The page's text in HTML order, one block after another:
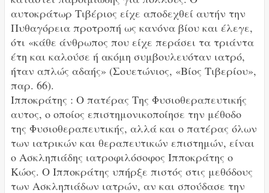
αυτοκράτωρ Τιβέριος είχε αποδεχθεί αυτήν την
Πυθαγόρεια προτροπή ως κανόνα βίου και έλεγε,
ότι «κάθε άνθρωπος που είχε περάσει τα τριάντα
έτη και καλούσε ή ακόμη συμβουλευόταν ιατρό,
ήταν απλώς αδαής» (Σουετώνιος, «Βίος Τιβερίου»,
παρ. 66).
Ιπποκράτης : Ο πατέρας Της Φυσιοθεραπευτικής
αυτος, ο οποίος επιστημονικοποίησε την μέθοδο
της Φυσιοθεραπευτικής, αλλά και ο πατέρας όλων
των ιατρικών και θεραπευτικών επιστημών, είναι
ο Ασκληπιάδης ιατροφιλόσοφος Ιπποκράτης ο
Κώος. Ο Ιπποκράτης υπήρξε πιστός στις μεθόδους
των Ασκληπιάδων ιατρών, αν και σπούδασε την